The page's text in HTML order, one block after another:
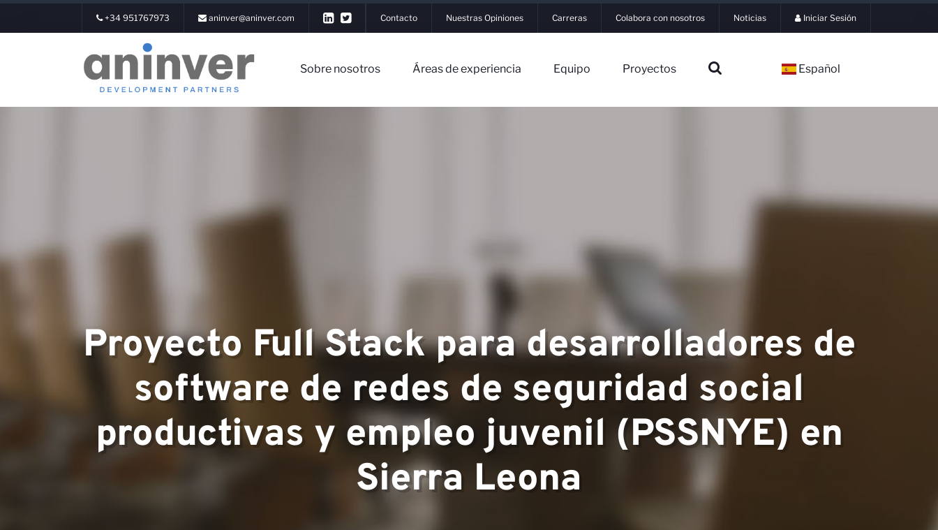
+34 951767973 aninver@aninver.com Contacto Nuestras Opiniones Carreras Colabora con nosotros Noticias Iniciar Sesión
Sobre nosotros Áreas de experiencia Equipo Proyectos Español
Sobre nosotros
Áreas de experiencia
Equipo
Proyecto Full Stack para desarrolladores de
software de redes de seguridad social
productivas y empleo juvenil (PSSNYE) en
Sierra Leona